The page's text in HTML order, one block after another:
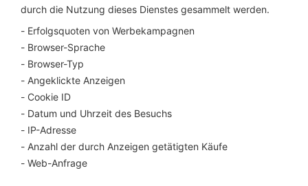
durch die Nutzung dieses Dienstes gesammelt werden.
Erfolgsquoten von Werbekampagnen
Browser-Sprache
Browser-Typ
Angeklickte Anzeigen
Cookie ID
Datum und Uhrzeit des Besuchs
IP-Adresse
Anzahl der durch Anzeigen getätigten Käufe
Web-Anfrage